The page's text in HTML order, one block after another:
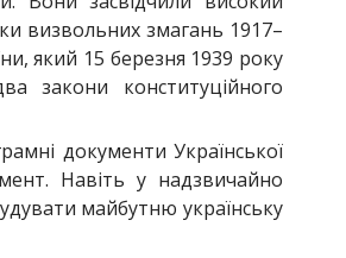
визвольних змагань 1917–
який 15 березня 1939 року
закони конституційного
документи Української
Навіть у надзвичайно
майбутню українську